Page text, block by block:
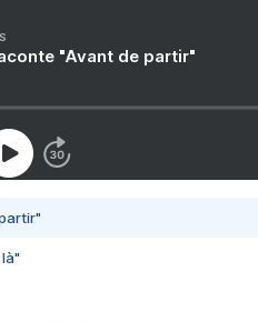
"Avant de partir"